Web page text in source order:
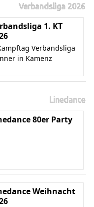
Verbandsliga 2026
1. KT
Verbandsliga
in Kamenz
Linedance
80er Party
Weihnacht